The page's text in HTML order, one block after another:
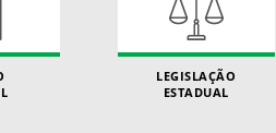
LEGISLAÇÃO
ESTADUAL